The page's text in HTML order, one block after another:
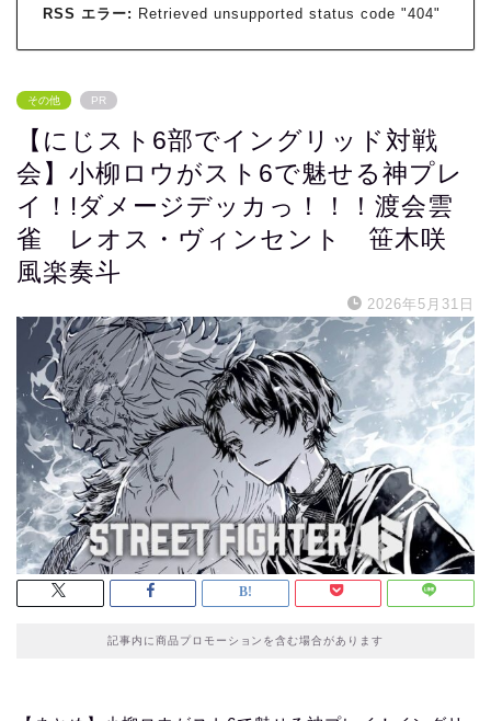
RSS エラー: Retrieved unsupported status code "404"
その他 PR
【にじスト6部でイングリッド対戦
会】小柳ロウがスト6で魅せる神プレ
イ！!ダメージデッカっ！！！渡会雲
雀 レオス・ヴィンセント 笹木咲
風楽奏斗
2026年5月31日
記事内に商品プロモーションを含む場合があります